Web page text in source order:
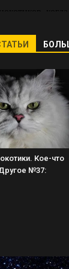
Кое-что
№37: